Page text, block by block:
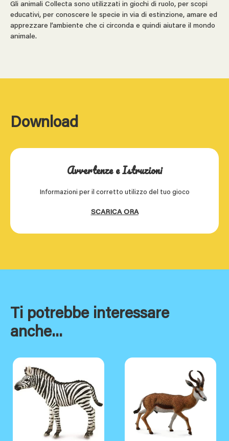
Gli animali Collecta sono utilizzati in giochi di ruolo, per scopi
educativi, per conoscere le specie in via di estinzione, amare ed
apprezzare l’ambiente che ci circonda e quindi aiutare il mondo
animale.
Download
Avvertenze e Istruzioni
Informazioni per il corretto utilizzo del tuo gioco
SCARICA ORA
Ti potrebbe interessare
anche...